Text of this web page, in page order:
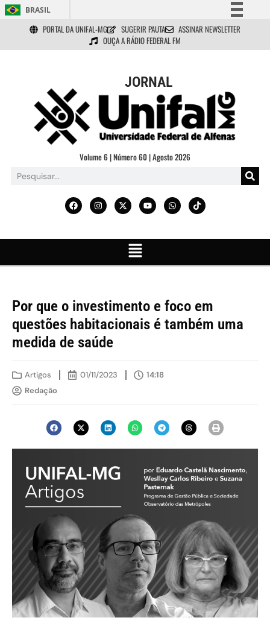
BRASIL
Simplifique!
Comunica BR
Acesso à informação
Legislação
Canais
PORTAL DA UNIFAL-MG SUGERIR PAUTA
ASSINAR NEWSLETTER
OUÇA A RÁDIO FEDERAL FM
JORNAL
Volume 6 | Número 60 | Agosto 2026
Por que o investimento e foco em
questões habitacionais é também uma
medida de saúde
Artigos 01/11/2023
14:18
Redação